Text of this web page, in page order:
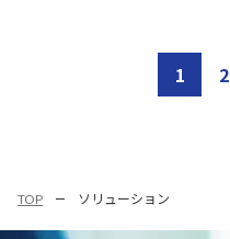
1 2
TOP ソリューション